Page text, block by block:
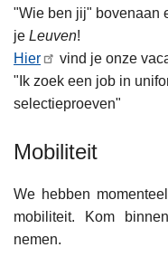
"Wie ben jij" bovenaan
je Leuven!
Hier
vind je onze
"Ik zoek een job in
selectieproeven"
Mobiliteit
We hebben
mobiliteit. Kom
nemen.